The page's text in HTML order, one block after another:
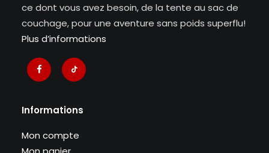
ce dont vous avez besoin, de la tente au sac de
couchage, pour une aventure sans poids superflu!
Plus d’informations
Informations
Mon compte